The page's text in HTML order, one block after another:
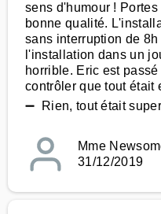
sens d'humour !
bonne qualité.
sans interruption de
l'installation dans un
horrible. Eric est
contrôler que tout était
➖ Rien, tout était
Mme
31/12/2019